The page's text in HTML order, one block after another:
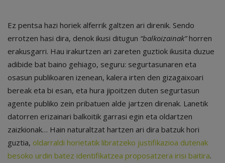
Ez pentsa hazi horiek alferrik galtzen ari direnik. Sendo
errotzen hasi dira, denok ikusi ditugun “balkoizainak”horren
erakusgarri. Hau irakurtzen ari zareten guztiok ikusita duzue
adibide bat baino gehiago, seguru: segurtasunaren eta
osasun publikoaren izenean, kalera irten den gizagaixoari
bereak eta bi esan, eta hura jipoitzen duten segurtasun
agente publiko zein pribatuen alde jartzen direnak. Lanetik
datorren erizainari balkoitik garrasi egin eta oldartzen
zaizkionak… Hain naturaltzat hartzen ari dira batzuk hori
guztia, oldarraldi horietatik libratzeko justifikazioa dutenak
besoko urdin batez identifikatzea proposatzera irisi baitira.